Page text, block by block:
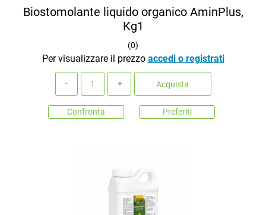
Biostomolante liquido organico AminPlus,
Kg1
(0)
Per visualizzare il prezzo accedi o registrati
Acquista
Confronta Preferiti